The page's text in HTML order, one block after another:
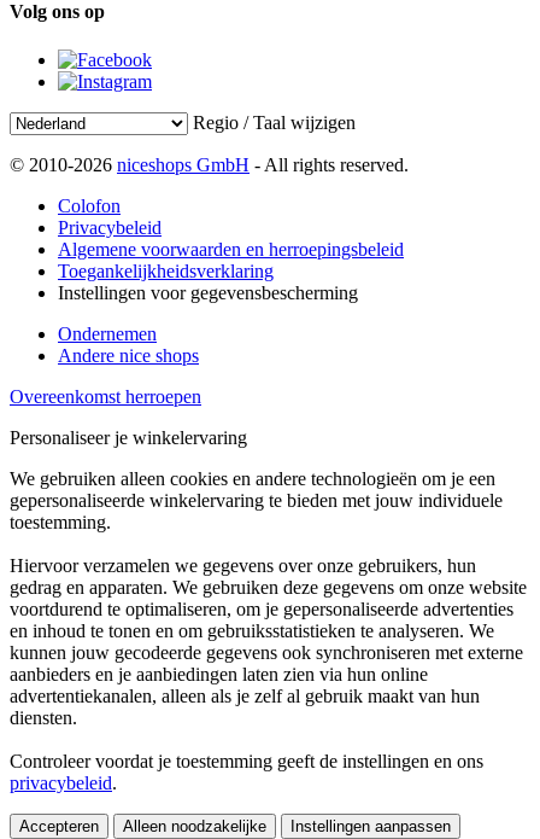
Volg ons op
Regio / Taal wijzigen
© 2010-2026 niceshops GmbH - All rights reserved.
Colofon
Privacybeleid
Algemene voorwaarden en herroepingsbeleid
Toegankelijkheidsverklaring
Instellingen voor gegevensbescherming
Ondernemen
Andere nice shops
Overeenkomst herroepen
Personaliseer je winkelervaring
We gebruiken alleen cookies en andere technologieën om je een
gepersonaliseerde winkelervaring te bieden met jouw individuele
toestemming.
Hiervoor verzamelen we gegevens over onze gebruikers, hun
gedrag en apparaten. We gebruiken deze gegevens om onze website
voortdurend te optimaliseren, om je gepersonaliseerde advertenties
en inhoud te tonen en om gebruiksstatistieken te analyseren. We
kunnen jouw gecodeerde gegevens ook synchroniseren met externe
aanbieders en je aanbiedingen laten zien via hun online
advertentiekanalen, alleen als je zelf al gebruik maakt van hun
diensten.
Controleer voordat je toestemming geeft de instellingen en ons
privacybeleid.
Accepteren Alleen noodzakelijke Instellingen aanpassen